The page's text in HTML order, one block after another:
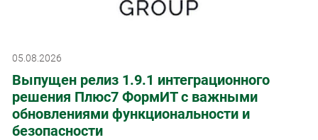
05.08.2026
Выпущен релиз 1.9.1 интеграционного
решения Плюс7 ФормИТ с важными
обновлениями функциональности и
безопасности